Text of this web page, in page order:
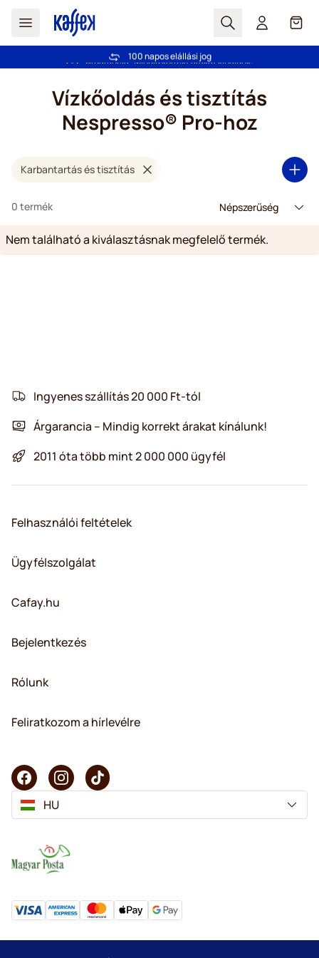
Search Cart
Ingyenes szállítás 20 000 Ft-tól
100 napos elállási jog
Vízkőoldás és tisztítás
Nespresso® Pro-hoz
Karbantartás és tisztítás
0 termék
Nem található a kiválasztásnak megfelelő termék.
Ingyenes szállítás 20 000 Ft-tól
Árgarancia – Mindig korrekt árakat kínálunk!
2011 óta több mint 2 000 000 ügyfél
Felhasználói feltételek
Ügyfélszolgálat
Cafay.hu
Bejelentkezés
Rólunk
Feliratkozom a hírlevélre
HU